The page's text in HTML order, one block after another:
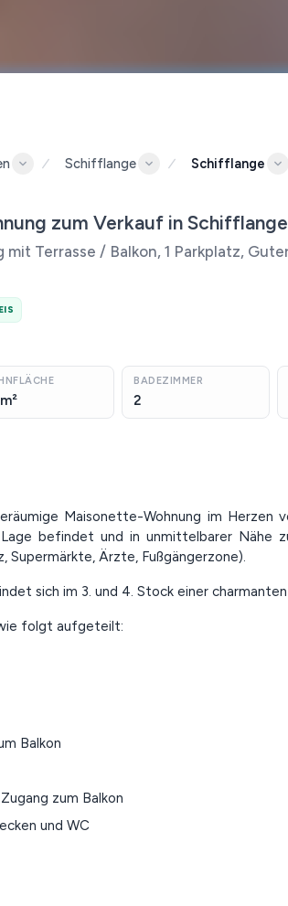
Schifflange Schifflange
zum Verkauf in Schifflange
Terrasse / Balkon, 1 Parkplatz,
BADEZIMMER
2
Maisonette-Wohnung im Herzen
befindet und in unmittelbarer Nähe
Ärzte, Fußgängerzone).
sich im 3. und 4. Stock einer
folgt aufgeteilt:
Balkon
zum Balkon
und WC